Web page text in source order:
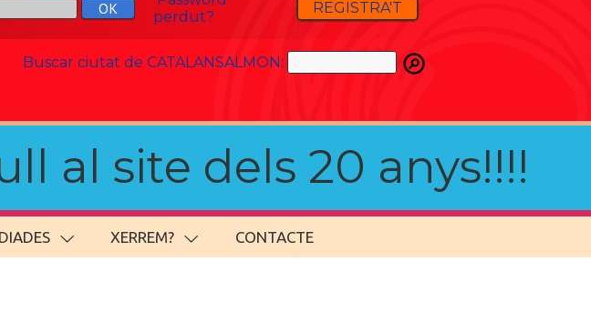
perdut?
REGISTRA'T
Buscar ciutat de CATALANSALMON:
al site dels 20 anys!!!!
DIADES XERREM? CONTACTE